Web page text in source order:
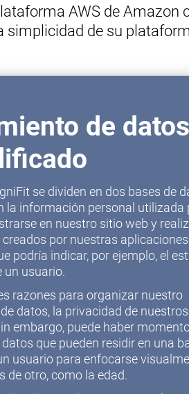
AWS de
simplicidad de su
de
se dividen en dos bases de
la información personal utilizada
en nuestro sitio web y
por nuestras
podría indicar, por ejemplo, el
un usuario.
razones para organizar nuestro
datos, la privacidad de
embargo, puede haber
que pueden residir en una
usuario para enfocarse
de otro, como la edad.